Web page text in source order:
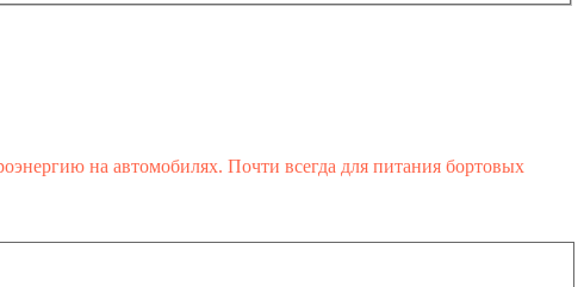
на автомобилях. Почти всегда для питания бортовых